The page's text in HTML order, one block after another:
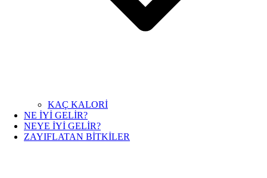
KAÇ KALORİ
NE İYİ GELİR?
NEYE İYİ GELİR?
ZAYIFLATAN BİTKİLER